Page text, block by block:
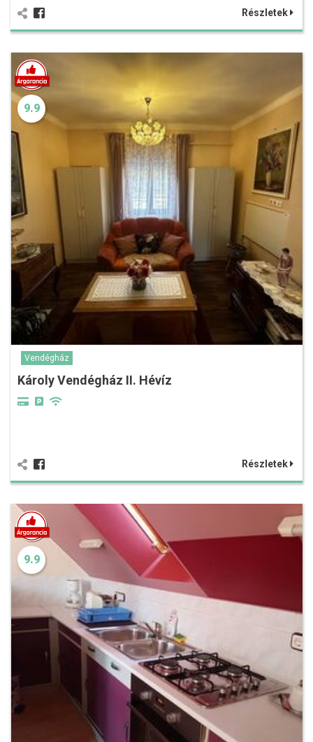
Részletek
9.9
Vendégház
Károly Vendégház II. Hévíz
Részletek
9.9